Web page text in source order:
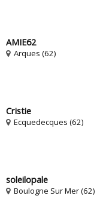
AMIE62
Arques (62)
Cristie
Ecquedecques (62)
soleilopale
Boulogne Sur Mer (62)